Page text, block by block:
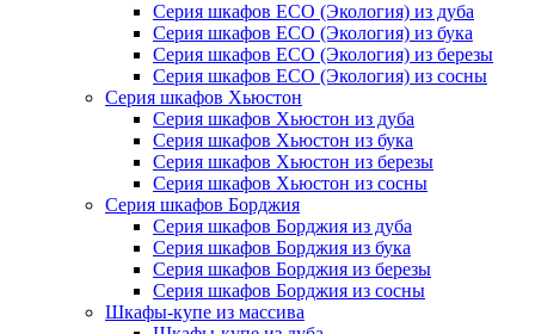
Серия шкафов ECO (Экология) из дуба
Серия шкафов ECO (Экология) из бука
Серия шкафов ECO (Экология) из березы
Серия шкафов ECO (Экология) из сосны
Серия шкафов Хьюстон
Серия шкафов Хьюстон из дуба
Серия шкафов Хьюстон из бука
Серия шкафов Хьюстон из березы
Серия шкафов Хьюстон из сосны
Серия шкафов Борджия
Серия шкафов Борджия из дуба
Серия шкафов Борджия из бука
Серия шкафов Борджия из березы
Серия шкафов Борджия из сосны
Шкафы-купе из массива